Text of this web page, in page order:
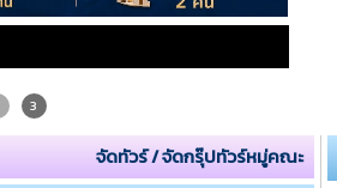
3
จัดทัวร์ / จัดกรุ๊ปทัวร์หมู่คณะ